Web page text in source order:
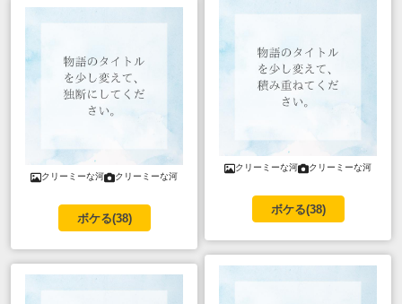
クリーミーな河 クリーミーな河
ボケる(38)
クリーミーな河 クリーミーな河
ボケる(38)